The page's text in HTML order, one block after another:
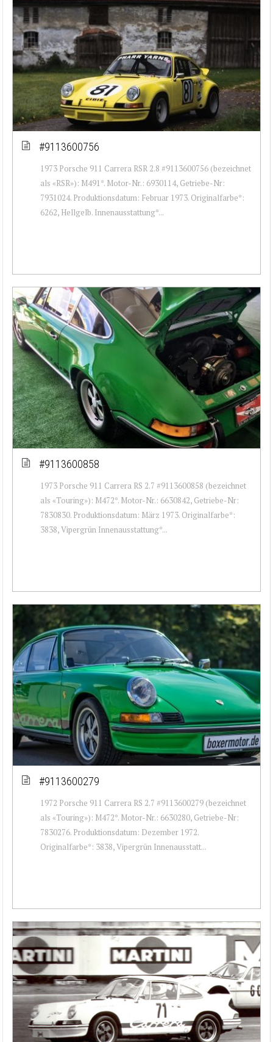
#9113600756
1973 Porsche 911 Carrera RSR 2.8 #9113600756 (bezeichnet
als «RSR»): M491*. Motor-Nr.: 6930114, Getriebe-Nr:
7931024. Produktionsdatum: Februar 1973. Originalfarbe*:
6262, Hellgelb. Innenausstattung*...
#9113600858
1973 Porsche 911 Carrera RS 2.7 #9113600858 (bezeichnet
als «Touring»): M472*. Motor-Nr.: 6630842, Getriebe-Nr:
7830830. Produktionsdatum: März 1973. Originalfarbe*:
3838, Vipergrün Innenausstattung*...
#9113600279
1972 Porsche 911 Carrera RS 2.7 #9113600279 (bezeichnet
als «Touring»): M472*. Motor-Nr.: 6630280, Getriebe-Nr:
7830276. Produktionsdatum: Dezember 1972.
Originalfarbe*: 3838, Vipergrün Innenausstatt...